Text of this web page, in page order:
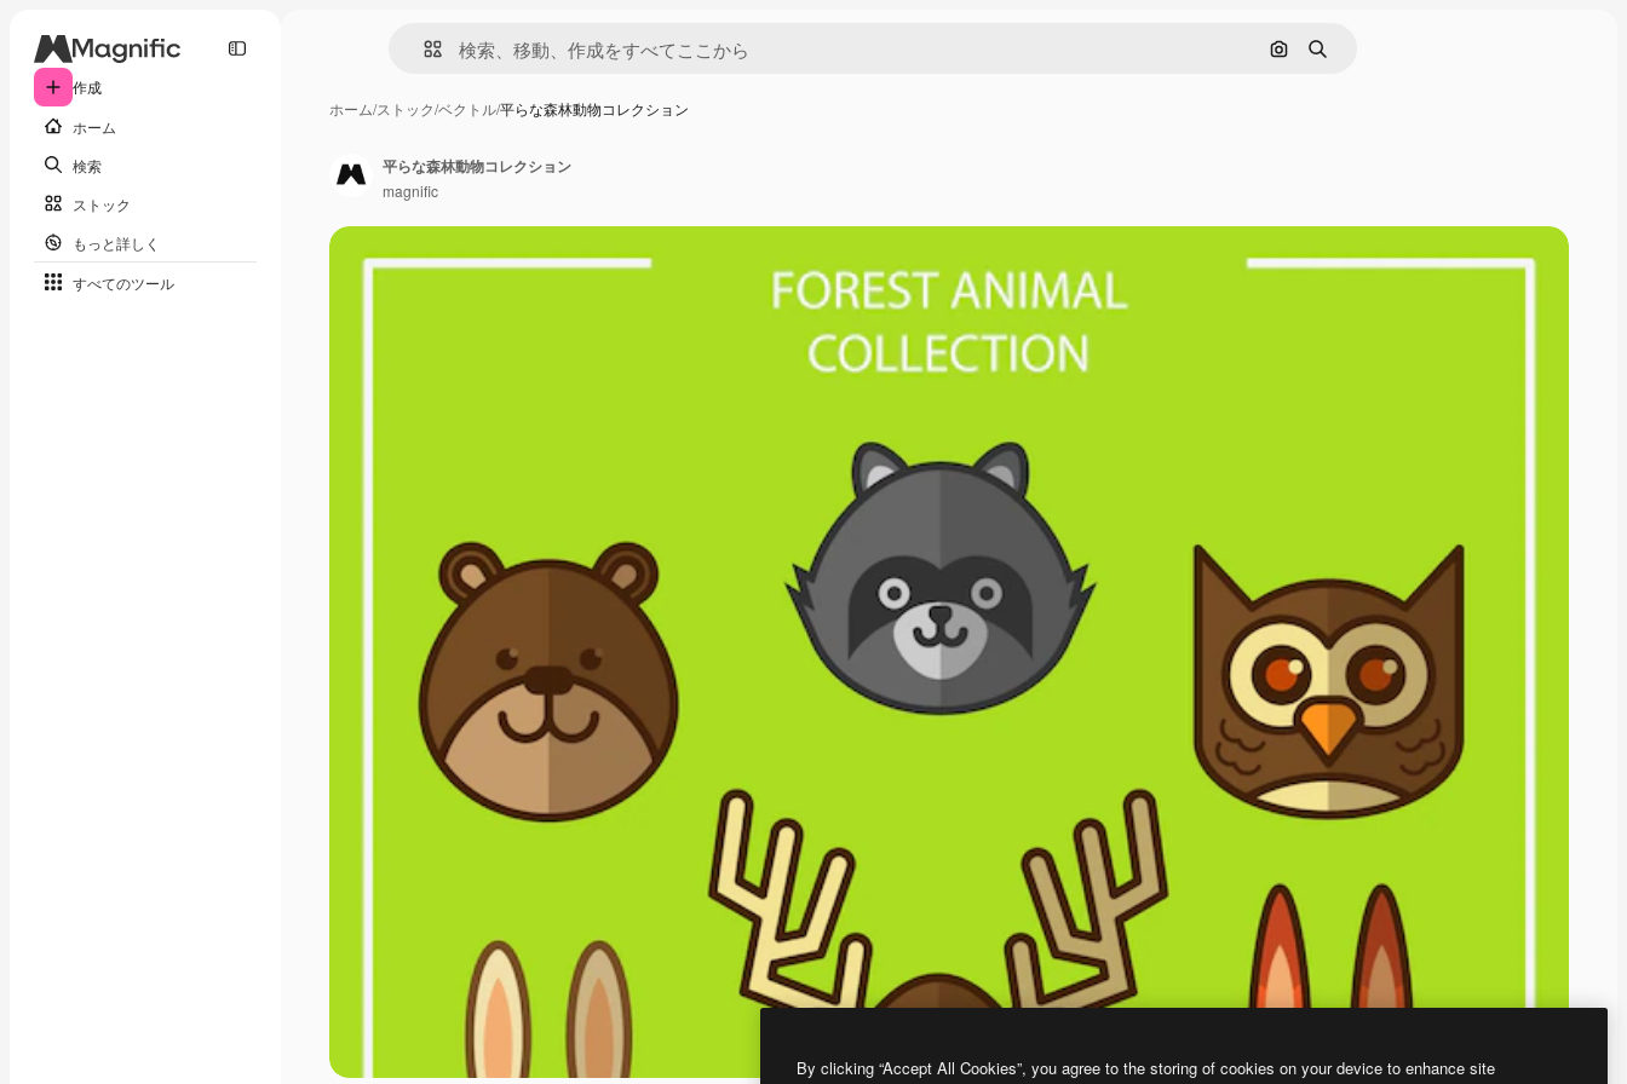
作成
ホーム
検索
ストック
もっと詳しく
すべてのツール
画像で検索
検索
ホーム/ストック/ベクトル/平らな森林動物コレクション
平らな森林動物コレクション
magnific
By clicking “Accept All Cookies”, you agree to the storing of cookies on your device to enhance site